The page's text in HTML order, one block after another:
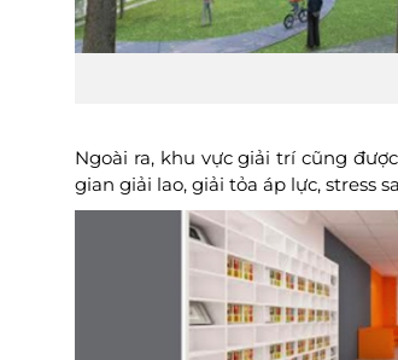
Ngoài ra, khu vực giải trí cũng
gian giải lao, giải tỏa áp lực, stress